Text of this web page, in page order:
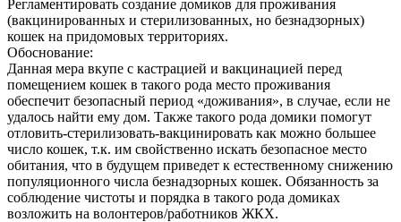
Регламентировать создание домиков для проживания
(вакцинированных и стерилизованных, но безнадзорных)
кошек на придомовых территориях.
Обоснование:
Данная мера вкупе с кастрацией и вакцинацией перед
помещением кошек в такого рода место проживания
обеспечит безопасный период «доживания», в случае, если не
удалось найти ему дом. Также такого рода домики помогут
отловить-стерилизовать-вакцинировать как можно большее
число кошек, т.к. им свойственно искать безопасное место
обитания, что в будущем приведет к естественному снижению
популяционного числа безнадзорных кошек. Обязанность за
соблюдение чистоты и порядка в такого рода домиках
возложить на волонтеров/работников ЖКХ.